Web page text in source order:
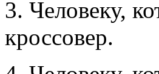
3. Человеку,
кроссовер.